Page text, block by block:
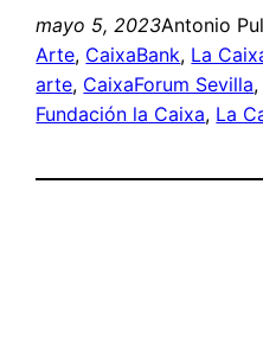
mayo 5, 2023Antonio
Arte, CaixaBank, La
arte, CaixaForum Sevilla
Fundación la Caixa, La